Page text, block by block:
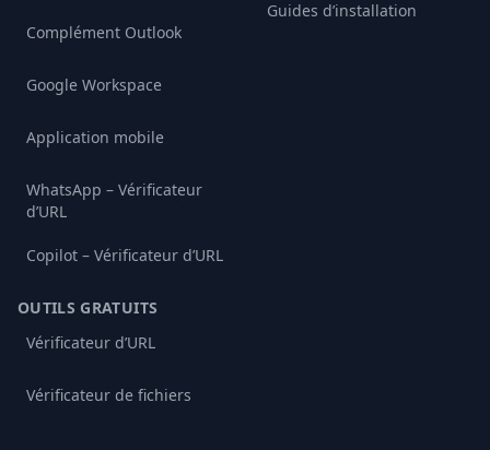
Complément Outlook
Google Workspace
Application mobile
WhatsApp – Vérificateur
d’URL
Copilot – Vérificateur d’URL
OUTILS GRATUITS
Vérificateur d’URL
Vérificateur de fichiers
Guides d’installation